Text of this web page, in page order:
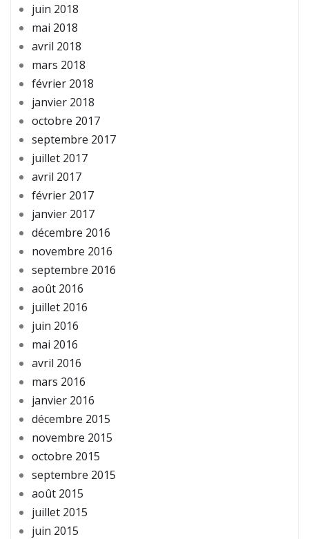
juin 2018
mai 2018
avril 2018
mars 2018
février 2018
janvier 2018
octobre 2017
septembre 2017
juillet 2017
avril 2017
février 2017
janvier 2017
décembre 2016
novembre 2016
septembre 2016
août 2016
juillet 2016
juin 2016
mai 2016
avril 2016
mars 2016
janvier 2016
décembre 2015
novembre 2015
octobre 2015
septembre 2015
août 2015
juillet 2015
juin 2015